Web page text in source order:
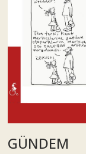
GÜNDEM